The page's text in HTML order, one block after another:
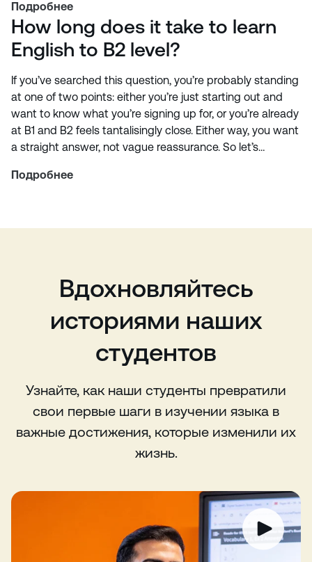
Подробнее
How long does it take to learn
English to B2 level?
If you’ve searched this question, you’re probably standing
at one of two points: either you’re just starting out and
want to know what you’re signing up for, or you’re already
at B1 and B2 feels tantalisingly close. Either way, you want
a straight answer, not vague reassurance. So let’s…
Подробнее
Вдохновляйтесь
историями наших
студентов
Узнайте, как наши студенты превратили
свои первые шаги в изучении языка в
важные достижения, которые изменили их
жизнь.